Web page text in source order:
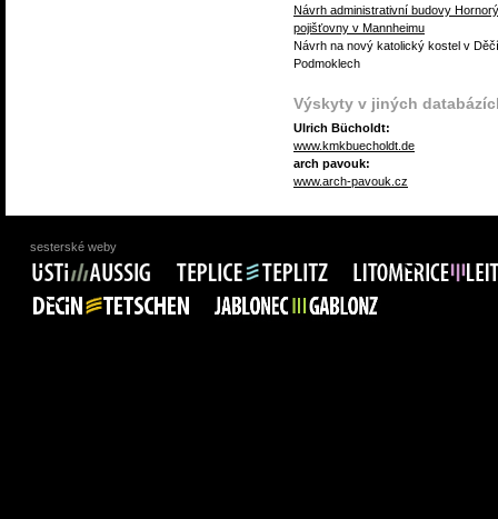
Návrh administrativní budovy
pojišťovny v Mannheimu
Návrh na nový katolický kostel v
Podmoklech
Výskyty v jiných
Ulrich Bücholdt:
www.kmkbuecholdt.de
arch pavouk:
www.arch-pavouk.cz
sesterské weby